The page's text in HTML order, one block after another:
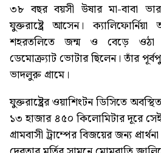
৩৮ বছর বয়সী উষার মা-বাবা
যুক্তরাষ্ট্রে আসেন। ক্যালিফোর্নিয়া
শহরতলিতে জন্ম ও বেড়ে ওঠা
ডেমোক্র্যাট ভোটার ছিলেন। তাঁর
ভাদলুরু গ্রামে।
যুক্তরাষ্ট্রের ওয়াশিংটন ডিসিতে
১৩ হাজার ৪৫০ কিলোমিটার দূরে
গ্রামবাসী ট্রাম্পের বিজয়ের জন্য